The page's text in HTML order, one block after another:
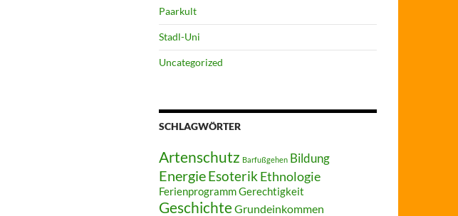
Paarkult
Stadl-Uni
Uncategorized
SCHLAGWÖRTER
Artenschutz Barfußgehen Bildung
EnergieEsoterik Ethnologie
FerienprogrammGerechtigkeit
GeschichteGrundeinkommen